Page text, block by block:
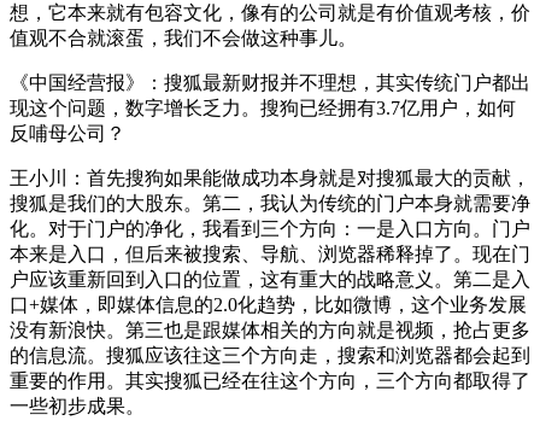
想，它本来就有包容文化，像有的公司就是有价值观考核，价
值观不合就滚蛋，我们不会做这种事儿。
《中国经营报》：搜狐最新财报并不理想，其实传统门户都出
现这个问题，数字增长乏力。搜狗已经拥有3.7亿用户，如何
反哺母公司？
王小川：首先搜狗如果能做成功本身就是对搜狐最大的贡献，
搜狐是我们的大股东。第二，我认为传统的门户本身就需要净
化。对于门户的净化，我看到三个方向：一是入口方向。门户
本来是入口，但后来被搜索、导航、浏览器稀释掉了。现在门
户应该重新回到入口的位置，这有重大的战略意义。第二是入
口+媒体，即媒体信息的2.0化趋势，比如微博，这个业务发展
没有新浪快。第三也是跟媒体相关的方向就是视频，抢占更多
的信息流。搜狐应该往这三个方向走，搜索和浏览器都会起到
重要的作用。其实搜狐已经在往这个方向，三个方向都取得了
一些初步成果。